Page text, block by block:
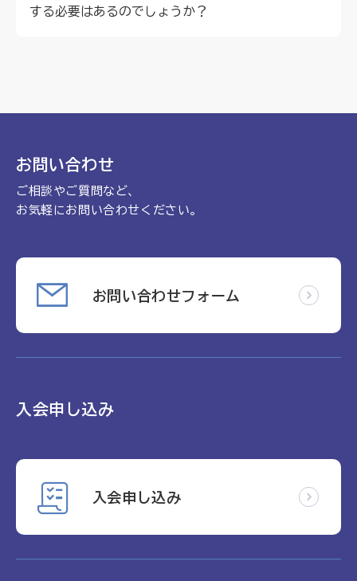
する必要はあるのでしょうか？
お問い合わせ
ご相談やご質問など、
お気軽にお問い合わせください。
お問い合わせフォーム
入会申し込み
入会申し込み